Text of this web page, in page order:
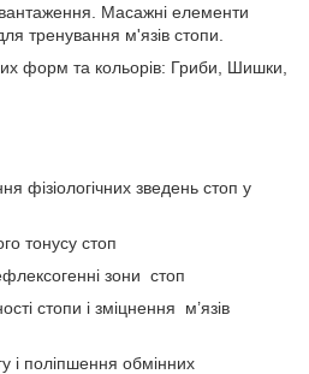
Масажні елементи
тренування м'язів стопи.
форм та кольорів: Гриби, Шишки,
фізіологічних зведень стоп у
тонусу стоп
зони стоп
стопи і зміцнення м’язів
і поліпшення обмінних